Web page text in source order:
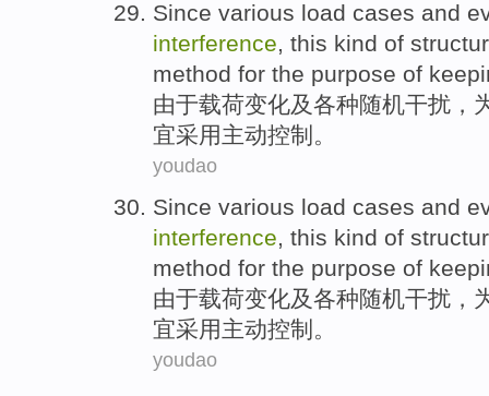
Since various load cases and
interference, this kind of
method for the purpose of
由于载荷变化及各种随机干扰 ，
宜采用主动控制 。
youdao
Since various load cases and
interference, this kind of
method for the purpose of
由于载荷变化及各种随机干扰 ，
宜采用主动控制 。
youdao